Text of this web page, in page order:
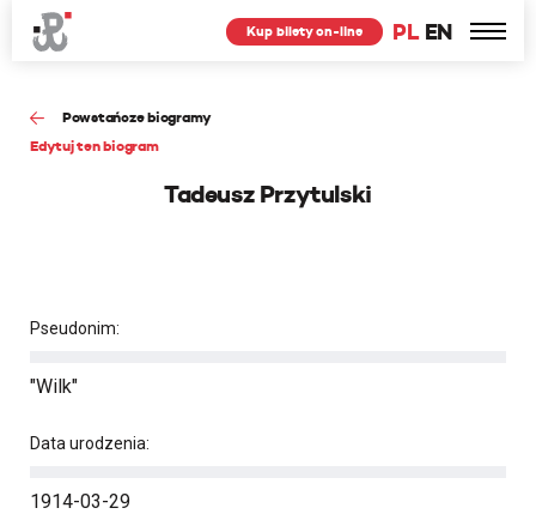
PL EN
Kup bilety on-line
Powstańcze biogramy
Edytuj ten biogram
Tadeusz Przytulski
Pseudonim:
"Wilk"
Data urodzenia:
1914-03-29